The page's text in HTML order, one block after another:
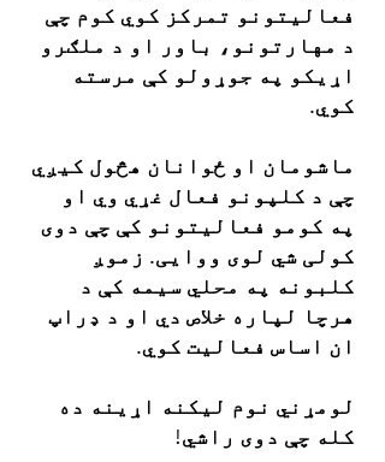
فعالیتونو تمرکز کوي کوم چې
د مهارتونو، باور او د ملګرو
اړیکو په جوړولو کې مرسته
کوي.
ماشومان او ځوانان هڅول کیږي
چې د کلپونو فعال غړي وي او
په کومو فعالیتونو کې چې دوی
کولی شي لوی ووایی. زموږ
کلبونه په محلي سیمه کې د
هرچا لپاره خلاص دي او د ډراپ
ان اساس فعالیت کوي.
لومړني نوم لیکنه اړینه ده
کله چې دوی راشي!